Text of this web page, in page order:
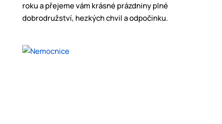
roku a přejeme vám krásné prázdniny plné
dobrodružství, hezkých chvil a odpočinku.